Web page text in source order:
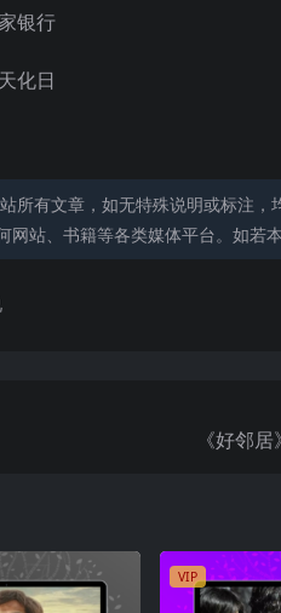
银行
化日
所有文章，如无特殊说明或标注
网站、书籍等各类媒体平台。如若
《好邻
VIP